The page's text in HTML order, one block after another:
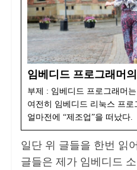
임베디드 프로그래머
부제 : 임베디드 프로그래머
여전히 임베디드 리눅스 프
얼마전에 “제조업”을 떠났다.
일단 위 글들을 한번 읽
글들은 제가 임베디드